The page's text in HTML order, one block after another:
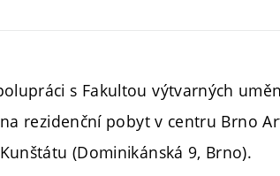
s Fakultou výtvarných
rezidenční pobyt v centru Brno
(Dominikánská 9, Brno).